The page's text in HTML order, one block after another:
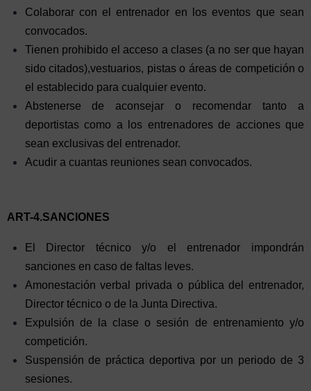
Colaborar con el entrenador en los eventos que sean
convocados.
Tienen prohibido el acceso a clases (a no ser que hayan
sido citados),vestuarios, pistas o áreas de competición o
el establecido para cualquier evento.
Abstenerse de aconsejar o recomendar tanto a
deportistas como a los entrenadores de acciones que
sean exclusivas del entrenador.
Acudir a cuantas reuniones sean convocados.
ART-4.SANCIONES
El Director técnico y/o el entrenador impondrán
sanciones en caso de faltas leves.
Amonestación verbal privada o pública del entrenador,
Director técnico o de la Junta Directiva.
Expulsión de la clase o sesión de entrenamiento y/o
competición.
Suspensión de práctica deportiva por un periodo de 3
sesiones.